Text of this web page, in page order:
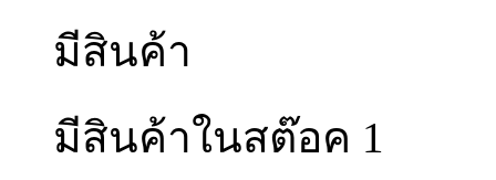
มีสินค้า
มีสินค้าในสต๊อค 1